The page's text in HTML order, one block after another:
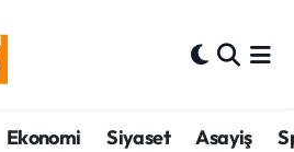
Ekonomi Siyaset Asayiş
Haritası